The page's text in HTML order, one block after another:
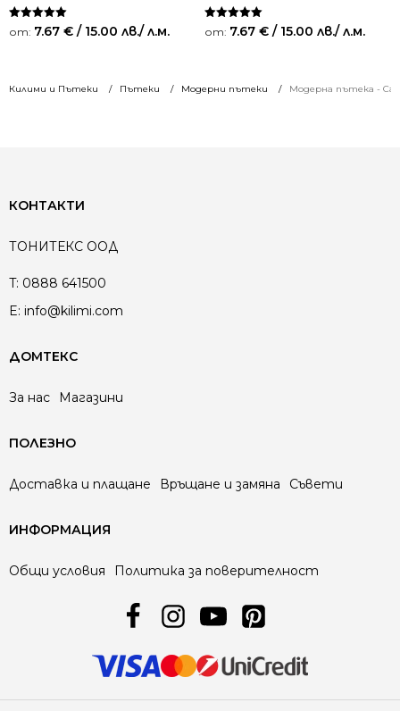
Килими и Пътеки Пътеки Модерни пътеки Модерна пътека -
Оценено на
5.00
от: 7.67 € / 15.00 лв./ л.м.
Оценено на
5.00
от: 7.67 € / 15.00 лв./ л.м.
КОНТАКТИ
ТОНИТЕКС ООД
T: 0888 641500
E: info@kilimi.com
ДОМТЕКС
За нас Магазини
ПОЛЕЗНО
Доставка и плащане Връщане и замяна Съвети
ИНФОРМАЦИЯ
Общи условия Политика за поверителност